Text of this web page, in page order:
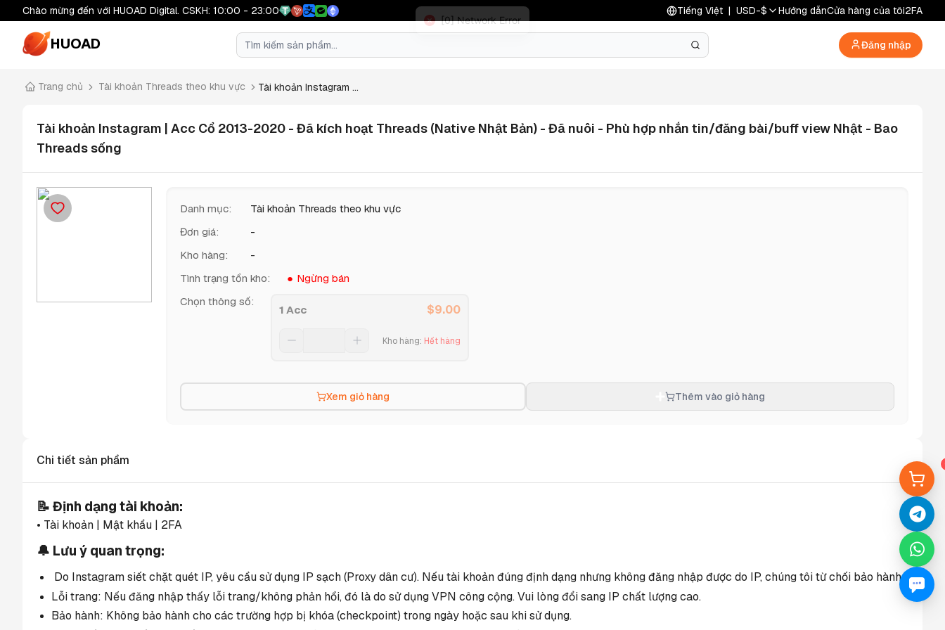
Chào mừng đến với HUOAD Digital. CSKH: 10:00 - 23:00 Tiếng Việt | USD-$ Hướng dẫnCửa hàng của tôi2FA
HUOAD Đăng nhập
Trang chủ Tài khoản Threads theo khu vực Tài khoản Instagram ...
Tài khoản Instagram | Acc Cổ 2013-2020 - Đã kích hoạt Threads (Native Nhật Bản) - Đã nuôi - Phù hợp nhắn tin/đăng bài/buff view Nhật - Bao
Threads sống
Danh mục:
Tài khoản Threads theo khu vực
Đơn giá:
-
Kho hàng:
-
Tình trạng tồn kho:
Ngừng bán
Chọn thông số:
1 Acc $9.00
Kho hàng: Hết hàng
Xem giỏ hàng Thêm vào giỏ hàng
Chi tiết sản phẩm
📝 Định dạng tài khoản:
• Tài khoản | Mật khẩu | 2FA
🔔 Lưu ý quan trọng:
Do Instagram siết chặt quét IP, yêu cầu sử dụng IP sạch (Proxy dân cư). Nếu tài khoản đúng định dạng nhưng không đăng nhập được do IP, chúng tôi từ chối bảo hành.
Lỗi trang: Nếu đăng nhập thấy lỗi trang/không phản hồi, đó là do sử dụng VPN công cộng. Vui lòng đổi sang IP chất lượng cao.
Bảo hành: Không bảo hành cho các trường hợp bị khóa (checkpoint) trong ngày hoặc sau khi sử dụng.